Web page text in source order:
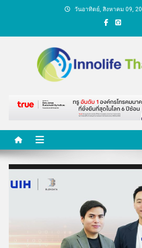
วันอาทิตย์, สิงหาคม 09,
คนกับความคิด
นวัตกรร